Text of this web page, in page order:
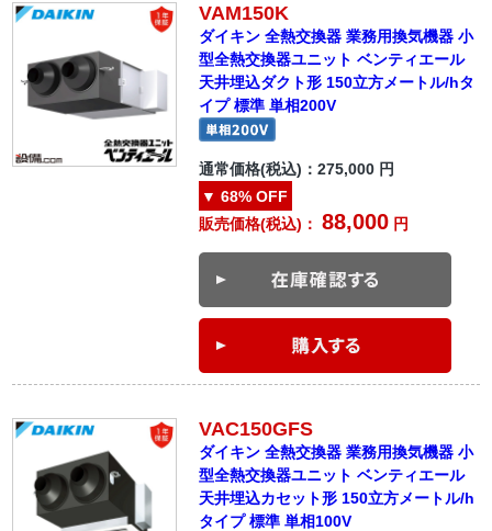
VAM150K
ダイキン 全熱交換器 業務用換気機器 小
型全熱交換器ユニット ベンティエール
天井埋込ダクト形 150立方メートル/hタ
イプ 標準 単相200V
通常価格(税込)：275,000 円
▼ 68% OFF
販売価格(税込)：88,000 円
VAC150GFS
ダイキン 全熱交換器 業務用換気機器 小
型全熱交換器ユニット ベンティエール
天井埋込カセット形 150立方メートル/h
タイプ 標準 単相100V